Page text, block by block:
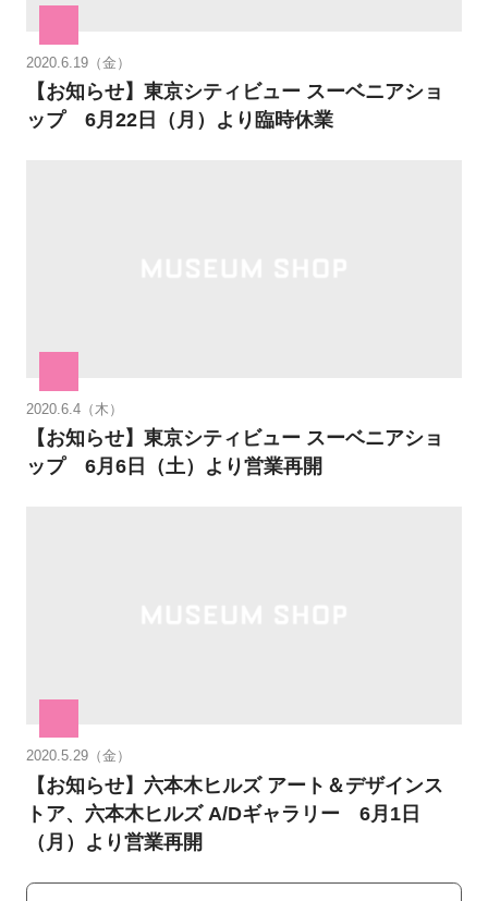
2020.6.19（金）
【お知らせ】東京シティビュー スーベニアショ
ップ 6月22日（月）より臨時休業
2020.6.4（木）
【お知らせ】東京シティビュー スーベニアショ
ップ 6月6日（土）より営業再開
2020.5.29（金）
【お知らせ】六本木ヒルズ アート＆デザインス
トア、六本木ヒルズ A/Dギャラリー 6月1日
（月）より営業再開